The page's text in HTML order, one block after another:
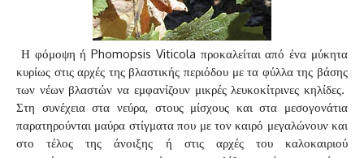
Η φόμοψη ή Phomopsis Viticola προκαλείται από ένα μύκητα
κυρίως στις αρχές της βλαστικής περιόδου με τα φύλλα της βάσης
των νέων βλαστών να εμφανίζουν μικρές λευκοκίτρινες κηλίδες.
Στη συνέχεια στα νεύρα, στους μίσχους και στα μεσογονάτια
παρατηρούνται μαύρα στίγματα που με τον καιρό μεγαλώνουν και
στο τέλος της άνοιξης ή στις αρχές του καλοκαιριού